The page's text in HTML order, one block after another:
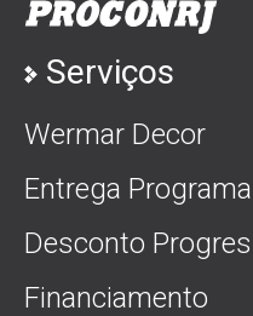
Serviços
Wermar Decor
Entrega
Desconto
Financiamento